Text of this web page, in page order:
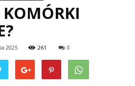
KOMÓRKI
2025 261 0